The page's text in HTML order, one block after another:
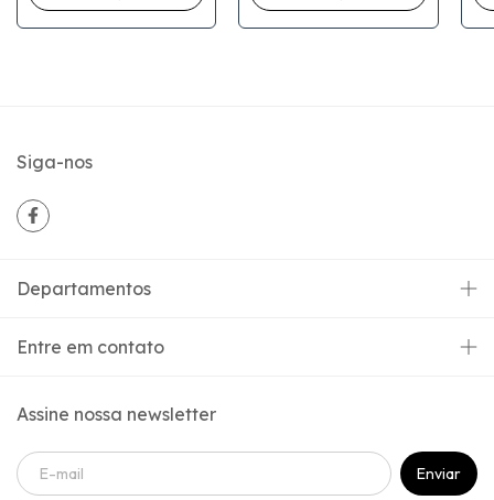
Siga-nos
Departamentos
Entre em contato
Assine nossa newsletter